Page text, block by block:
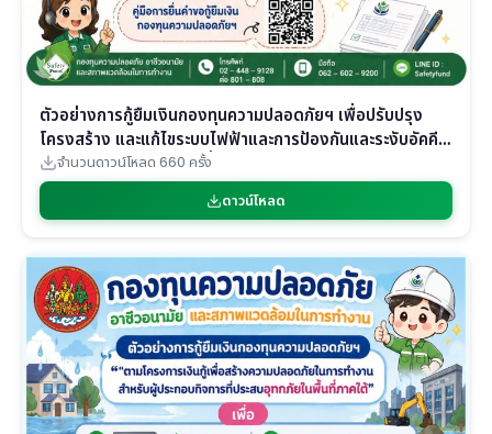
ตัวอย่างการกู้ยืมเงินกองทุนความปลอดภัยฯ เพื่อปรับปรุง
โครงสร้าง และแก้ไขระบบไฟฟ้าและการป้องกันและระงับอัคคี
ภัย “ตามโครงการเงินกู้เพื่อสร้างความปลอดภัยในการทำงาน
สำหรับผู้ประกอบกิจการที่ประสบอุทกภัยในพื้นที่ภาคใต้”
จำนวนดาวน์โหลด 660 ครั้ง
ดาวน์โหลด